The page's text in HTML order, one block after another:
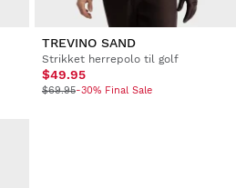
TREVINO SAND
Strikket herrepolo til golf
$49.95
$69.95-30% Final Sale